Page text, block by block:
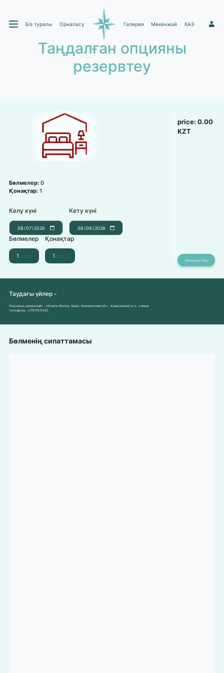
Біз туралы Орналасу Галерея Мекенжай КАЗ 1
Таңдалған опцияны
резервтеу
Бөлмелер: 0
Қонақтар: 1
Келу күні Кету күні
Бөлмелер Қонақтар
price:0.00
KZT
Таудағы үйлер -
Пошталық мекенжай:
, область Жетісу, Акши, Алматинская обл., Алакольский р-н, с.Акши
Телефоны: +77017571597,
Бөлменің сипаттамасы